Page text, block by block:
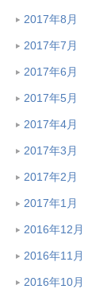
2017年8月
2017年7月
2017年6月
2017年5月
2017年4月
2017年3月
2017年2月
2017年1月
2016年12月
2016年11月
2016年10月